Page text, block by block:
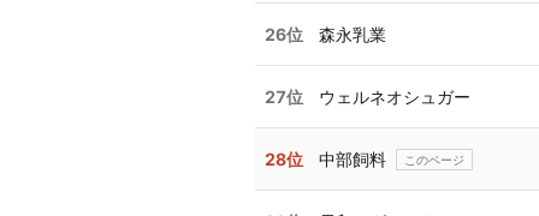
26位 森永乳業
27位 ウェルネオシュガー
28位 中部飼料